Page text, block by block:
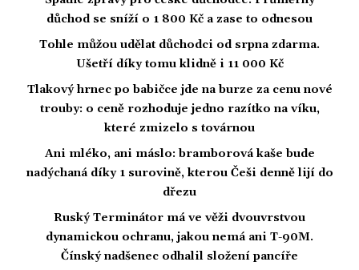
důchod se sníží o 1 800 Kč a zase to odnesou
Tohle můžou udělat důchodci od srpna zdarma.
Ušetří díky tomu klidně i 11 000 Kč
Tlakový hrnec po babičce jde na burze za cenu nové
trouby: o ceně rozhoduje jedno razítko na víku,
které zmizelo s továrnou
Ani mléko, ani máslo: bramborová kaše bude
nadýchaná díky 1 surovině, kterou Češi denně lijí do
dřezu
Ruský Terminátor má ve věži dvouvrstvou
dynamickou ochranu, jakou nemá ani T-90M.
Čínský nadšenec odhalil složení pancíře